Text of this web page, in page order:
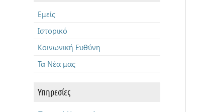
Εμείς
Ιστορικό
Κοινωνική Ευθύνη
Τα Νέα μας
Υπηρεσίες